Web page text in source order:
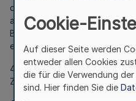
deutschen
anliegenden vom
Beiblatts zur
erfolgen.
4
Zu Nummer 6.3.2.1 und 6.3.2.8
Cookie-
Auf dieser Seite werden
entweder allen Cookies
die für die Verwendung
sind. Hier finden Sie die